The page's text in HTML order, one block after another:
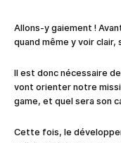
Allons-y gaiement !
quand même y voir clair,
Il est donc nécessaire
vont orienter notre
game, et quel sera son
Cette fois, le